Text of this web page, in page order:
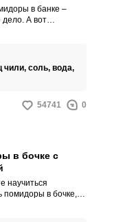
в банке –
А вот
чили, соль, вода,
54741 0
в бочке с
научиться
помидоры в бочке,